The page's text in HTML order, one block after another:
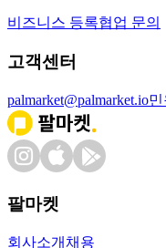
비즈니스 등록협업 문의
고객센터
palmarket@palmarket.io
팔마켓
회사소개 채용